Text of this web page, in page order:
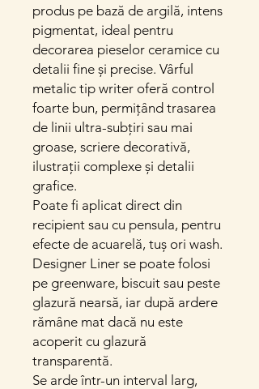
produs pe bază de argilă, intens
pigmentat, ideal pentru
decorarea pieselor ceramice cu
detalii fine și precise. Vârful
metalic tip writer oferă control
foarte bun, permițând trasarea
de linii ultra-subțiri sau mai
groase, scriere decorativă,
ilustrații complexe și detalii
grafice.
Poate fi aplicat direct din
recipient sau cu pensula, pentru
efecte de acuarelă, tuș ori wash.
Designer Liner se poate folosi
pe greenware, biscuit sau peste
glazură nearsă, iar după ardere
rămâne mat dacă nu este
acoperit cu glazură
transparentă.
Se arde într-un interval larg,